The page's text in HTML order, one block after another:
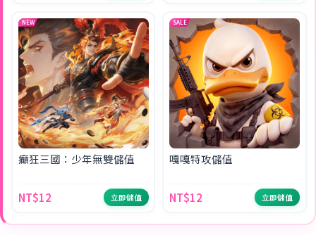
NEW
癲狂三國：少年無雙儲值
NT$12 立即儲值
SALE
嘎嘎特攻儲值
NT$12 立即儲值